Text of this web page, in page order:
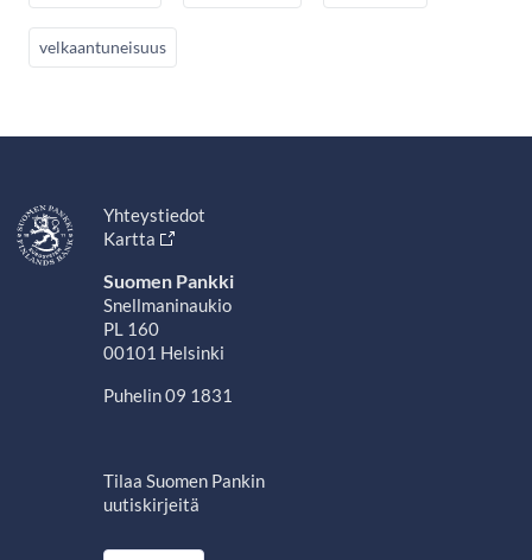
velkaantuneisuus
Yhteystiedot
Kartta
Suomen Pankki
Snellmaninaukio
PL 160
00101 Helsinki
Puhelin 09 1831
Tilaa Suomen Pankin
uutiskirjeitä